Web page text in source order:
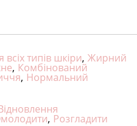
всіх типів шкіри, Жирний
, Комбінований
, Нормальний
, Розгладити